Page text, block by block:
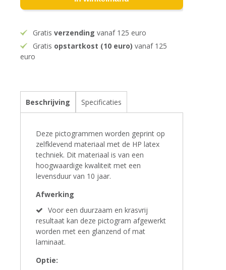
Gratisverzending vanaf 125 euro
Gratis opstartkost (10 euro) vanaf 125
euro
Beschrijving Specificaties
Deze pictogrammen worden geprint op
zelfklevend materiaal met de HP latex
techniek. Dit materiaal is van een
hoogwaardige kwaliteit met een
levensduur van 10 jaar.
Afwerking
Voor een duurzaam en krasvrij
resultaat kan deze pictogram afgewerkt
worden met een glanzend of mat
laminaat.
Optie: